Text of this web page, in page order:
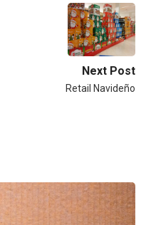
Next Post
Retail Navideño